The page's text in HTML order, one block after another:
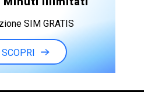
SIM GRATIS
SCOPRI